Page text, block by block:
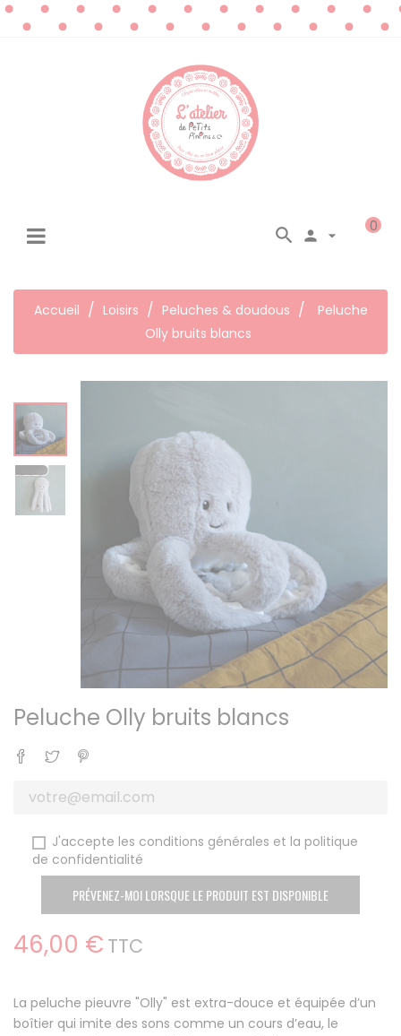
0
 

Accueil Loisirs Peluches & doudous
Peluche
Olly bruits blancs
Peluche Olly bruits blancs
Partager
Tweet
J'accepte les conditions générales et la politique
de confidentialité
PRÉVENEZ-MOI LORSQUE LE PRODUIT EST DISPONIBLE
46,00 € TTC
La peluche pieuvre "Olly" est extra-douce et équipée d’un
boîtier qui imite des sons comme un cours d’eau, le